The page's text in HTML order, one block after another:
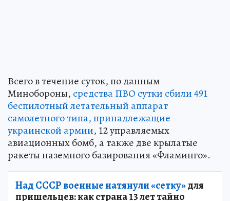
Всего в течение суток, по данным
Минобороны, средства ПВО сутки сбили 491
беспилотный летательный аппарат
самолетного типа, принадлежащие
украинской армии, 12 управляемых
авиационных бомб, а также две крылатые
ракеты наземного базирования «Фламинго».
Над СССР военные натянули «сетку»для
пришельцев: как страна 13 лет тайно